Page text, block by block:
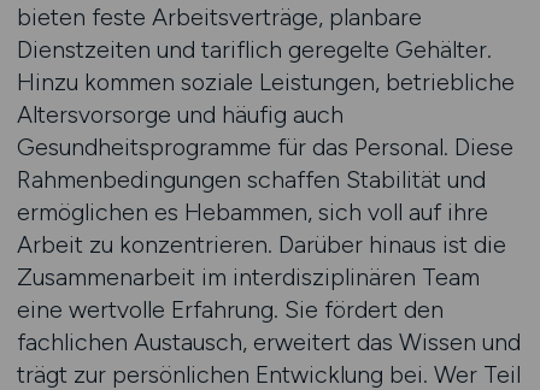
bieten feste Arbeitsverträge, planbare
Dienstzeiten und tariflich geregelte Gehälter.
Hinzu kommen soziale Leistungen, betriebliche
Altersvorsorge und häufig auch
Gesundheitsprogramme für das Personal. Diese
Rahmenbedingungen schaffen Stabilität und
ermöglichen es Hebammen, sich voll auf ihre
Arbeit zu konzentrieren. Darüber hinaus ist die
Zusammenarbeit im interdisziplinären Team
eine wertvolle Erfahrung. Sie fördert den
fachlichen Austausch, erweitert das Wissen und
trägt zur persönlichen Entwicklung bei. Wer Teil